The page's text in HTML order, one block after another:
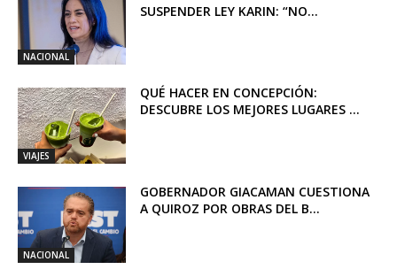
NACIONAL
SUSPENDER LEY KARIN: “NO...
VIAJES
QUÉ HACER EN CONCEPCIÓN:
DESCUBRE LOS MEJORES LUGARES ...
NACIONAL
GOBERNADOR GIACAMAN CUESTIONA
A QUIROZ POR OBRAS DEL B...